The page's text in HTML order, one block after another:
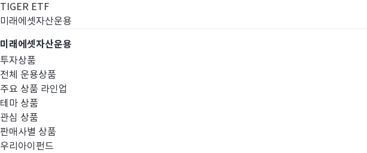
TIGER ETF
미래에셋자산운용
미래에셋자산운용
투자상품
전체 운용상품
주요 상품 라인업
테마 상품
관심 상품
판매사별 상품
우리아이펀드